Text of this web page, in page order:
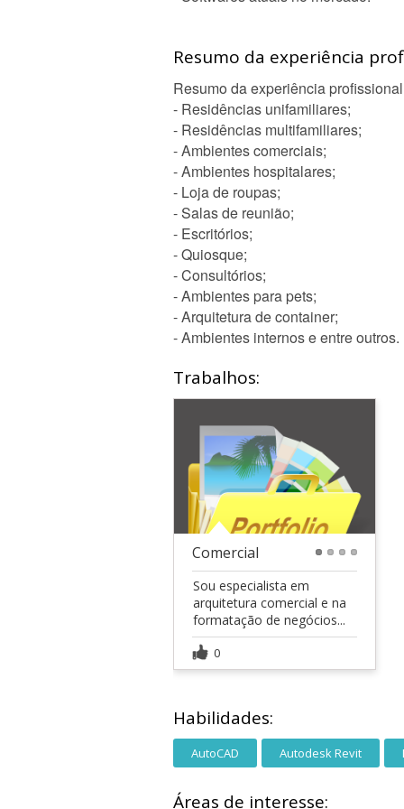
Resumo da experiência
Resumo da experiência
- Residências unifamiliares;
- Residências multifamiliares;
- Ambientes comerciais;
- Ambientes hospitalares;
- Loja de roupas;
- Salas de reunião;
- Escritórios;
- Quiosque;
- Consultórios;
- Ambientes para pets;
- Arquitetura de container;
- Ambientes internos e entre outros.
Trabalhos:
Comercial
Sou especialista em
arquitetura comercial e na
formatação de negócios...
0
Habilidades:
AutoCAD Autodesk Revit
Áreas de interesse: